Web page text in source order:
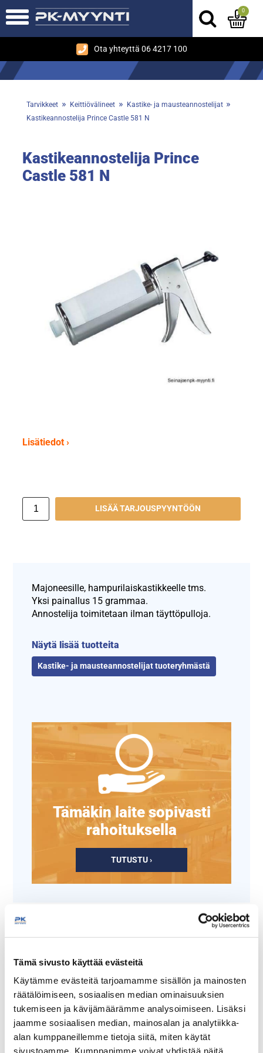
Tämä sivusto käyttää evästeitä
Käytämme evästeitä tarjoamamme sisällön ja mainosten
räätälöimiseen, sosiaalisen median ominaisuuksien
tukemiseen ja kävijämäärämme analysoimiseen. Lisäksi
jaamme sosiaalisen median, mainosalan ja analytiikka-
alan kumppaneillemme tietoja siitä, miten käytät
sivustoamme. Kumppanimme voivat yhdistää näitä
Ota yhteyttä 06 4217 100
0
Tarvikkeet » Keittiövälineet » Kastike- ja mausteannostelijat »
Kastikeannostelija Prince Castle 581 N
Kastikeannostelija Prince
Castle 581 N
Lisätiedot ›
LISÄÄ TARJOUSPYYNTÖÖN
Majoneesille, hampurilaiskastikkeelle tms.
Yksi painallus 15 grammaa.
Annostelija toimitetaan ilman täyttöpulloja.
Näytä lisää tuotteita
Kastike- ja mausteannostelijat tuoteryhmästä
Tämäkin laite sopivasti
rahoituksella
TUTUSTU ›
Teline täyttöpulloille
Prince Castle 155
Kastikepullo 3 suutinta
0,68L